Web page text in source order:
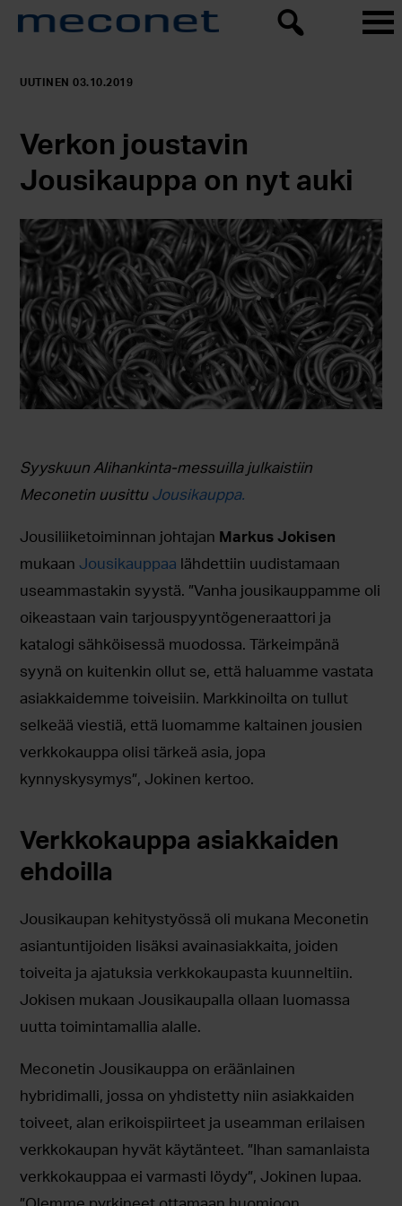
UUTINEN 03.10.2019
Verkon joustavin
Jousikauppa on nyt auki
Syyskuun Alihankinta-messuilla julkaistiin
Meconetin uusittuJousikauppa.
Jousiliiketoiminnan johtajan Markus Jokisen
mukaanJousikauppaa lähdettiin uudistamaan
useammastakin syystä. ”Vanha jousikauppamme oli
oikeastaan vain tarjouspyyntögeneraattori ja
katalogi sähköisessä muodossa. Tärkeimpänä
syynä on kuitenkin ollut se, että haluamme vastata
asiakkaidemme toiveisiin. Markkinoilta on tullut
selkeää viestiä, että luomamme kaltainen jousien
verkkokauppa olisi tärkeä asia, jopa
kynnyskysymys”, Jokinen kertoo.
Verkkokauppa asiakkaiden
ehdoilla
Jousikaupan kehitystyössä oli mukana Meconetin
asiantuntijoiden lisäksi avainasiakkaita, joiden
toiveita ja ajatuksia verkkokaupasta kuunneltiin.
Jokisen mukaan Jousikaupalla ollaan luomassa
uutta toimintamallia alalle.
Meconetin Jousikauppa on eräänlainen
hybridimalli, jossa on yhdistetty niin asiakkaiden
toiveet, alan erikoispiirteet ja useamman erilaisen
verkkokaupan hyvät käytänteet. ”Ihan samanlaista
verkkokauppaa ei varmasti löydy”, Jokinen lupaa.